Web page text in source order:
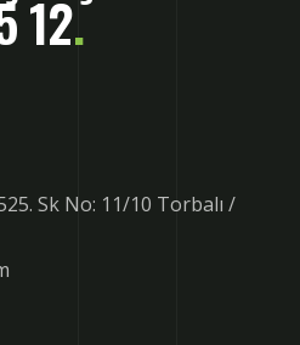
12.
Sk No: 11/10 Torbalı /